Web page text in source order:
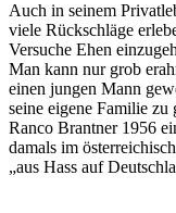
Auch in seinem
viele Rückschläge
Versuche Ehen
Man kann nur grob
einen jungen Mann
seine eigene Familie
Ranco Brantner 1956
damals im
„aus Hass auf